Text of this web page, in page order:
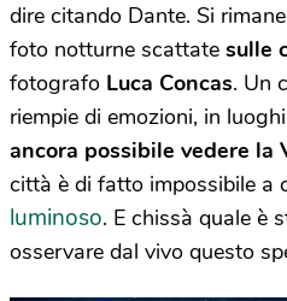
dire citando Dante. Si
foto notturne scattate sulle
fotografo Luca Concas. Un
riempie di emozioni, in
ancora possibile vedere la
città è di fatto impossibile a
luminoso. E chissà quale è
osservare dal vivo questo